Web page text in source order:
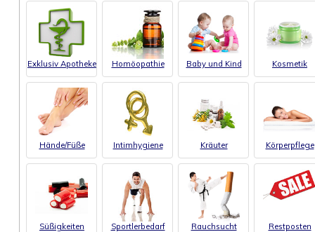
Exklusiv Apotheke Homöopathie Baby und Kind Kosmetik
Hände/Füße Intimhygiene Kräuter Körperpflege
Süßigkeiten Sportlerbedarf Rauchsucht Restposten